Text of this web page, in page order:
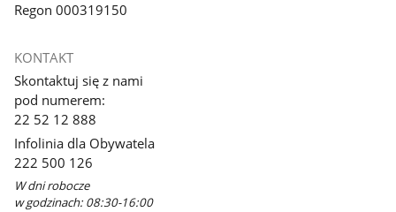
Regon 000319150
KONTAKT
Skontaktuj się z nami
pod numerem:
22 52 12 888
Infolinia dla Obywatela
222 500 126
W dni robocze
w godzinach: 08:30-16:00